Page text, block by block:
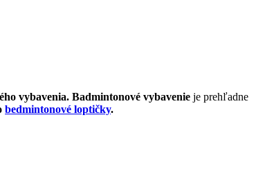
vybavenia. Badmintonové vybavenie je prehľadne
bedmintonové loptičky.